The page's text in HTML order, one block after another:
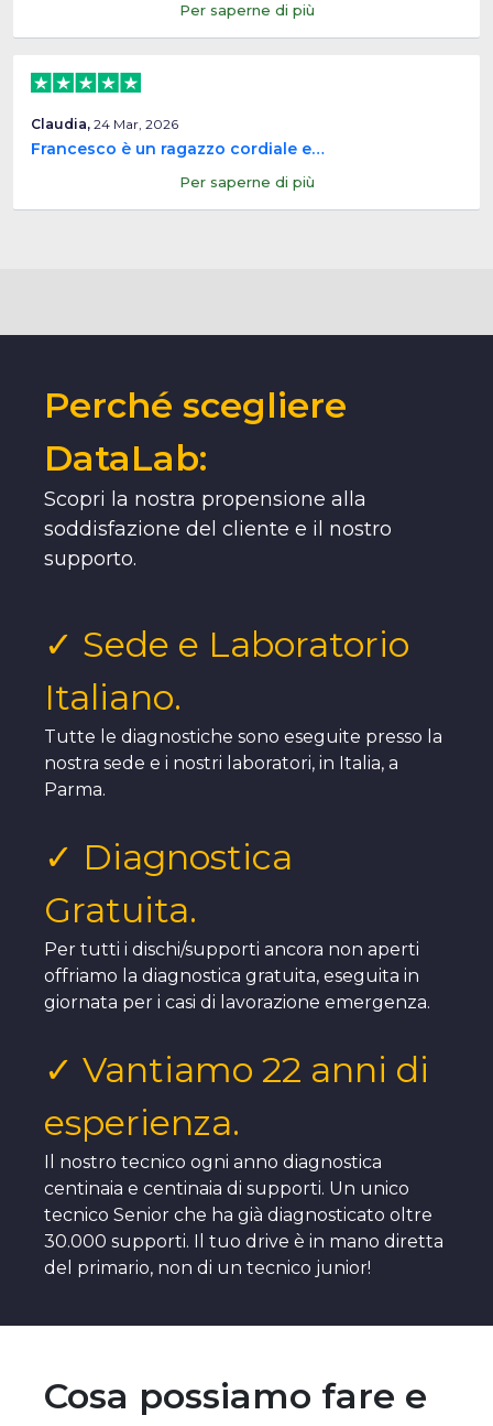
Per saperne di più
Claudia, 24 Mar, 2026
Francesco è un ragazzo cordiale e…
Per saperne di più
Perché scegliere
DataLab:
Scopri la nostra propensione alla
soddisfazione del cliente e il nostro
supporto.
✓ Sede e Laboratorio
Italiano.
Tutte le diagnostiche sono eseguite presso la
nostra sede e i nostri laboratori, in Italia, a
Parma.
✓ Diagnostica
Gratuita.
Per tutti i dischi/supporti ancora non aperti
offriamo la diagnostica gratuita, eseguita in
giornata per i casi di lavorazione emergenza.
✓ Vantiamo 22 anni di
esperienza.
Il nostro tecnico ogni anno diagnostica
centinaia e centinaia di supporti. Un unico
tecnico Senior che ha già diagnosticato oltre
30.000 supporti. Il tuo drive è in mano diretta
del primario, non di un tecnico junior!
Cosa possiamo fare e